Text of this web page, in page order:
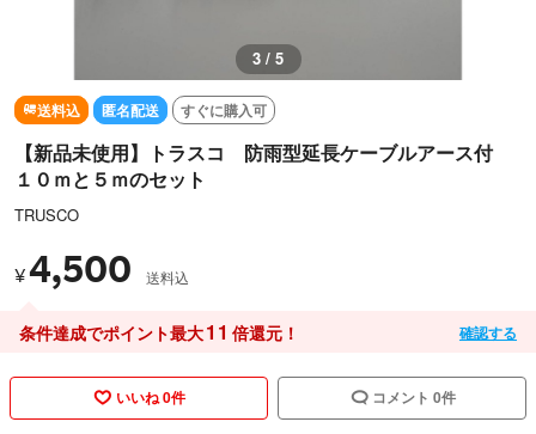
3 / 5
送料込 匿名配送 すぐに購入可
【新品未使用】トラスコ 防雨型延長ケーブルアース付
１０ｍと５ｍのセット
TRUSCO
¥4,500 送料込
条件達成でポイント最大11 倍還元！ 確認する
いいね 0件 コメント 0件